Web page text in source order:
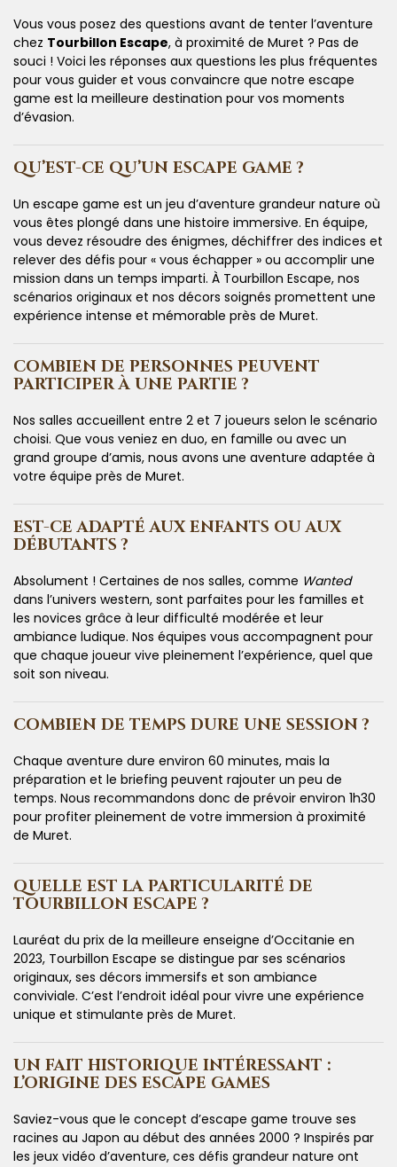
Vous vous posez des questions avant de tenter l’aventure
chez Tourbillon Escape, à proximité de Muret ? Pas de
souci ! Voici les réponses aux questions les plus fréquentes
pour vous guider et vous convaincre que notre escape
game est la meilleure destination pour vos moments
d’évasion.
QU’EST-CE QU’UN ESCAPE GAME ?
Un escape game est un jeu d’aventure grandeur nature où
vous êtes plongé dans une histoire immersive. En équipe,
vous devez résoudre des énigmes, déchiffrer des indices et
relever des défis pour « vous échapper » ou accomplir une
mission dans un temps imparti. À Tourbillon Escape, nos
scénarios originaux et nos décors soignés promettent une
expérience intense et mémorable près de Muret.
COMBIEN DE PERSONNES PEUVENT
PARTICIPER À UNE PARTIE ?
Nos salles accueillent entre 2 et 7 joueurs selon le scénario
choisi. Que vous veniez en duo, en famille ou avec un
grand groupe d’amis, nous avons une aventure adaptée à
votre équipe près de Muret.
EST-CE ADAPTÉ AUX ENFANTS OU AUX
DÉBUTANTS ?
Absolument ! Certaines de nos salles, comme Wanted
dans l’univers western, sont parfaites pour les familles et
les novices grâce à leur difficulté modérée et leur
ambiance ludique. Nos équipes vous accompagnent pour
que chaque joueur vive pleinement l’expérience, quel que
soit son niveau.
COMBIEN DE TEMPS DURE UNE SESSION ?
Chaque aventure dure environ 60 minutes, mais la
préparation et le briefing peuvent rajouter un peu de
temps. Nous recommandons donc de prévoir environ 1h30
pour profiter pleinement de votre immersion à proximité
de Muret.
QUELLE EST LA PARTICULARITÉ DE
TOURBILLON ESCAPE ?
Lauréat du prix de la meilleure enseigne d’Occitanie en
2023, Tourbillon Escape se distingue par ses scénarios
originaux, ses décors immersifs et son ambiance
conviviale. C’est l’endroit idéal pour vivre une expérience
unique et stimulante près de Muret.
UN FAIT HISTORIQUE INTÉRESSANT :
L’ORIGINE DES ESCAPE GAMES
Saviez-vous que le concept d’escape game trouve ses
racines au Japon au début des années 2000 ? Inspirés par
les jeux vidéo d’aventure, ces défis grandeur nature ont